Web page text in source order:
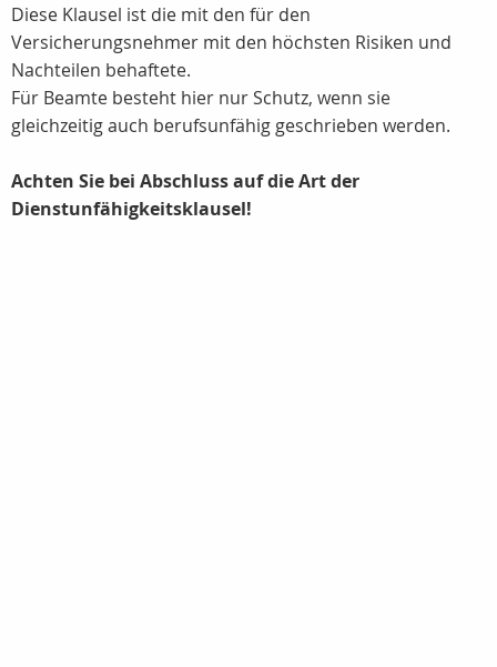
Diese Klausel ist die mit den für den
Versicherungsnehmer mit den höchsten Risiken und
Nachteilen behaftete.
Für Beamte besteht hier nur Schutz, wenn sie
gleichzeitig auch berufsunfähig geschrieben werden.
Achten Sie bei Abschluss auf die Art der
Dienstunfähigkeitsklausel!